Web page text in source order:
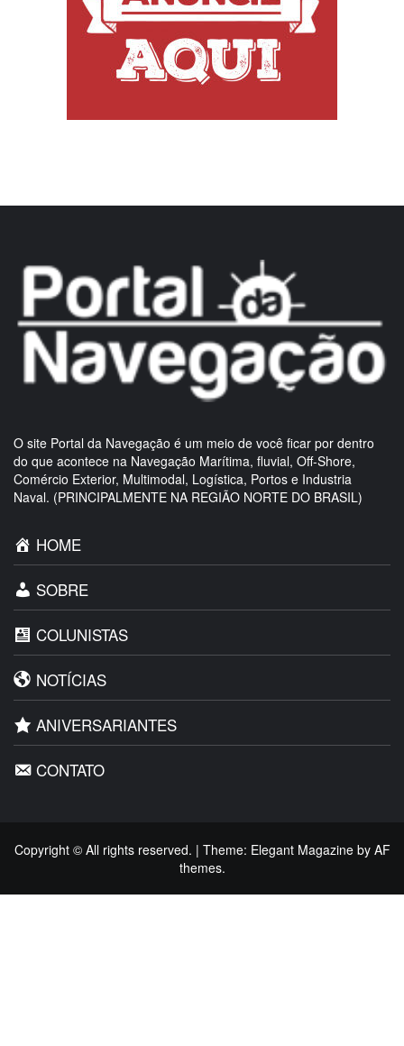
O site Portal da Navegação é um meio de você ficar por dentro
do que acontece na Navegação Marítima, fluvial, Off-Shore,
Comércio Exterior, Multimodal, Logística, Portos e Industria
Naval. (PRINCIPALMENTE NA REGIÃO NORTE DO BRASIL)
HOME
SOBRE
COLUNISTAS
NOTÍCIAS
ANIVERSARIANTES
CONTATO
Copyright © All rights reserved. | Theme: Elegant Magazineby AF
themes.